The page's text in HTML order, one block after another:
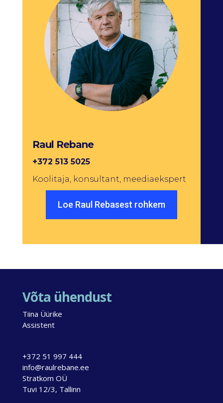
Raul Rebane
+372 513 5025
Koolitaja, konsultant, meediaekspert
Loe Raul Rebasest rohkem
Võta ühendust
Tiina Üürike
Assistent
+372 51 997 444
info@raulrebane.ee
Stratkom OÜ
Tuvi 12/3, Tallinn